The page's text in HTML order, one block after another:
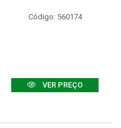
Código: 560174
VER PREÇO